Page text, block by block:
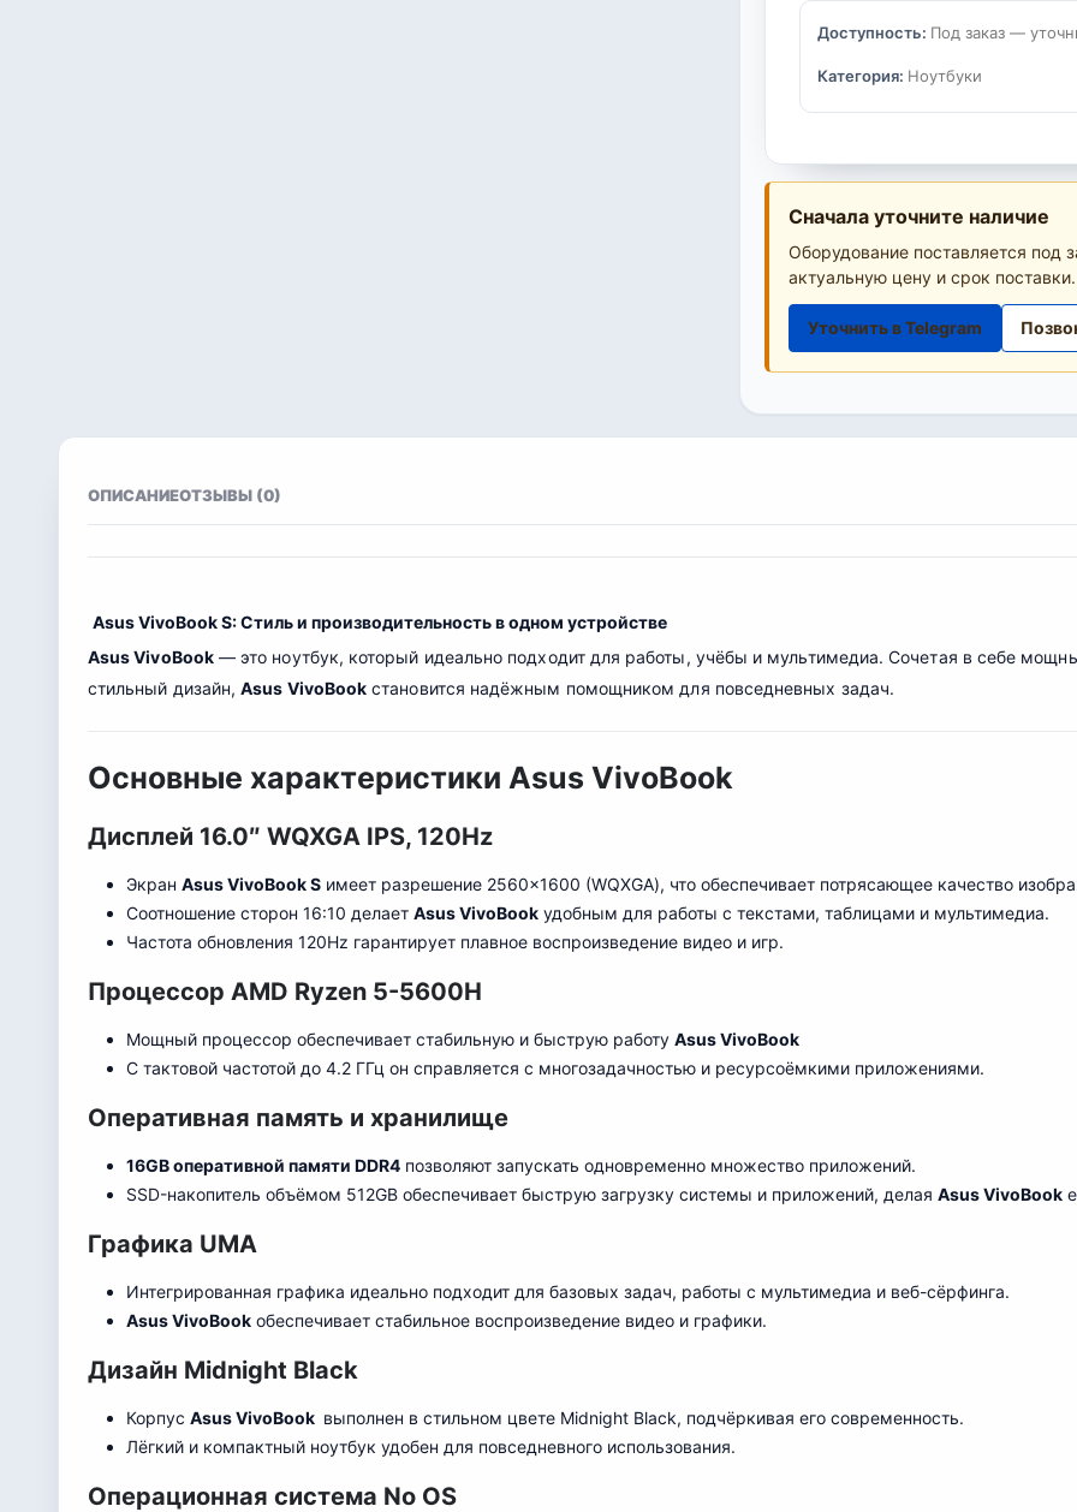
Доступность: Под заказ —
Категория: Ноутбуки
Сначала уточните наличие
Оборудование поставляется под
актуальную цену и срок поставки.
Уточнить в Telegram
ОПИСАНИЕОТЗЫВЫ (0)
Asus VivoBook S: Стиль и производительность в одном устройстве
Asus VivoBook— это ноутбук, который идеально подходит для работы, учёбы и мультимедиа. Сочетая в себе
стильный дизайн,Asus VivoBook становится надёжным помощником для повседневных задач.
Основные характеристики Asus VivoBook
Дисплей 16.0″ WQXGA IPS, 120Hz
Экран Asus VivoBook S имеет разрешение 2560×1600 (WQXGA), что обеспечивает потрясающее качество
Соотношение сторон 16:10 делает Asus VivoBook удобным для работы с текстами, таблицами и мультимедиа.
Частота обновления 120Hz гарантирует плавное воспроизведение видео и игр.
Процессор AMD Ryzen 5-5600H
Мощный процессор обеспечивает стабильную и быструю работу Asus VivoBook
С тактовой частотой до 4.2 ГГц он справляется с многозадачностью и ресурсоёмкими приложениями.
Оперативная память и хранилище
16GB оперативной памяти DDR4 позволяют запускать одновременно множество приложений.
SSD-накопитель объёмом 512GB обеспечивает быструю загрузку системы и приложений, делая Asus VivoBook
Графика UMA
Интегрированная графика идеально подходит для базовых задач, работы с мультимедиа и веб-сёрфинга.
Asus VivoBook обеспечивает стабильное воспроизведение видео и графики.
Дизайн Midnight Black
Корпус Asus VivoBook выполнен в стильном цвете Midnight Black, подчёркивая его современность.
Лёгкий и компактный ноутбук удобен для повседневного использования.
Операционная система No OS